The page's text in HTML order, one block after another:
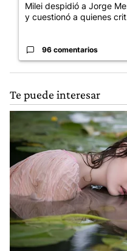
Milei despidió a Jorge
y cuestionó a quienes
96 comentarios